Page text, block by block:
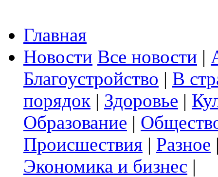
Главная
Новости Все новости |
Благоустройство | В
порядок | Здоровье |
Образование |
Происшествия | Разное
Экономика и бизнес |